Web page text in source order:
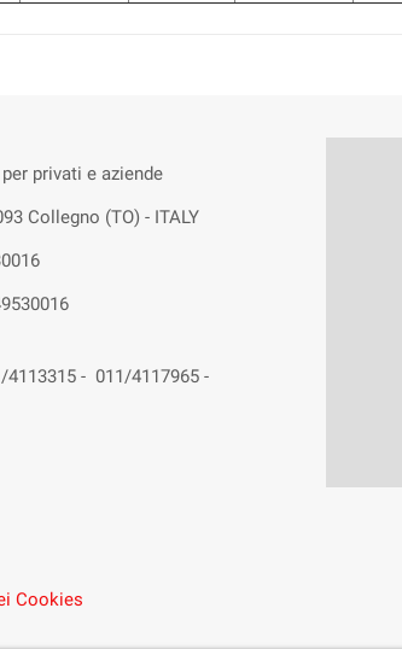
privati e aziende
Collegno (TO) - ITALY
4113315 - 011/4117965 -
Cookies